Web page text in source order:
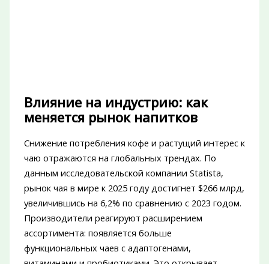
Влияние на индустрию: как
меняется рынок напитков
Снижение потребления кофе и растущий интерес к
чаю отражаются на глобальных трендах. По
данным исследовательской компании Statista,
рынок чая в мире к 2025 году достигнет $266 млрд,
увеличившись на 6,2% по сравнению с 2023 годом.
Производители реагируют расширением
ассортимента: появляется больше
функциональных чаев с адаптогенами,